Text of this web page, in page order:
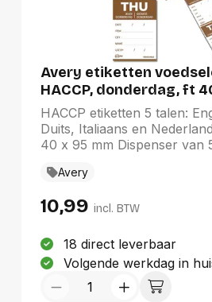
Avery etiketten
HACCP, donderdag, ft
dispenser van 500
HACCP etiketten 5 talen: Engels, Frans,
Duits, Italiaans en Nederlands Afneembaar
40 x 95 mm Dispenser
Avery
10,99 incl. BTW
18 direct leverbaar
Volgende werkdag in